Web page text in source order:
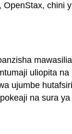
chini
uliopita
ujumbe
na sura